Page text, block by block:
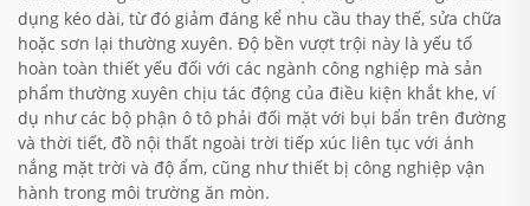
dụng kéo dài, từ đó giảm đáng kể nhu cầu thay thế, sửa chữa
hoặc sơn lại thường xuyên. Độ bền vượt trội này là yếu tố
hoàn toàn thiết yếu đối với các ngành công nghiệp mà sản
phẩm thường xuyên chịu tác động của điều kiện khắt khe, ví
dụ như các bộ phận ô tô phải đối mặt với bụi bẩn trên đường
và thời tiết, đồ nội thất ngoài trời tiếp xúc liên tục với ánh
nắng mặt trời và độ ẩm, cũng như thiết bị công nghiệp vận
hành trong môi trường ăn mòn.